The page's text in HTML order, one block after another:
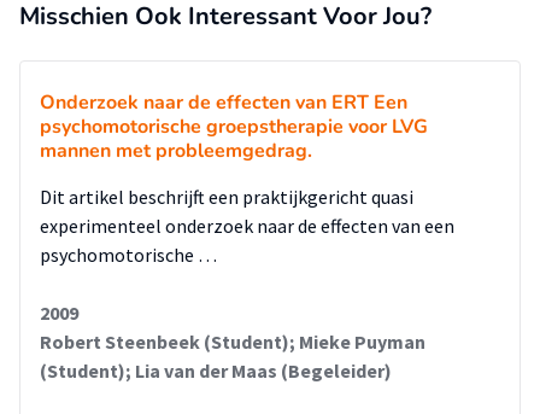
Misschien Ook Interessant Voor Jou?
Onderzoek naar de effecten van ERT Een
psychomotorische groepstherapie voor LVG
mannen met probleemgedrag.
Dit artikel beschrijft een praktijkgericht quasi
experimenteel onderzoek naar de effecten van een
psychomotorische …
2009
Robert Steenbeek (Student); Mieke Puyman
(Student); Lia van der Maas (Begeleider)